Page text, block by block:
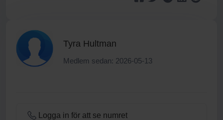
Tyra Hultman
Medlem sedan: 2026-05-13
Logga in för att se numret